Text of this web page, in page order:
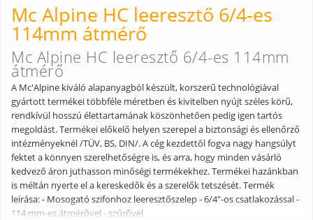
Mc Alpine HC leeresztő 6/4-es
114mm átmérő
Mc Alpine HC leeresztő 6/4-es 114mm
átmérő
A Mc'Alpine kiváló alapanyagból készült, korszerű technológiával
gyártott termékei többféle méretben és kivitelben nyújt széles körű,
rendkívül hosszú élettartamának köszönhetően pedig igen tartós
megoldást. Termékei előkelő helyen szerepel a biztonsági és ellenőrző
intézményeknél /TÜV, BS, DIN/. A cég kezdettől fogva nagy hangsúlyt
fektet a könnyen szerelhetőségre is, és arra, hogy minden vásárló
kedvező áron juthasson minőségi termékekhez. Termékei hazánkban
is méltán nyerte el a kereskedők és a szerelők tetszését. Termék
leírása: - Mosogató szifonhoz leeresztőszelep - 6/4"-os csatlakozással -
114 mm-es átmérővel - szűrővel